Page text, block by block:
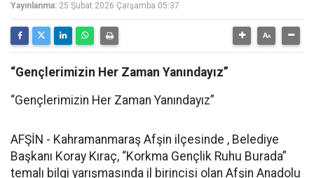
Yayınlanma: 25 Şubat 2026 Çarşamba 05:37
“Gençlerimizin Her Zaman Yanındayız”
“Gençlerimizin Her Zaman Yanındayız”
AFŞİN - Kahramanmaraş Afşin ilçesinde , Belediye
Başkanı Koray Kıraç, “Korkma Gençlik Ruhu Burada”
temalı bilgi yarışmasında il birincisi olan Afşin Anadolu